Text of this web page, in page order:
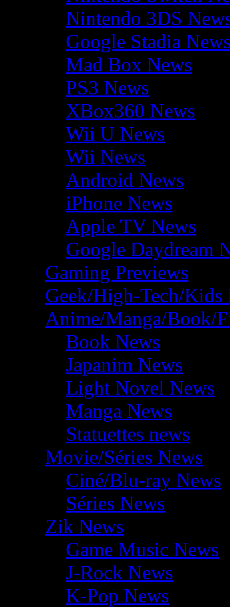
Nintendo 3DS
Google Stadia
Mad Box News
PS3 News
XBox360 News
Wii U News
Wii News
Android News
iPhone News
Apple TV News
Google Daydream
Gaming Previews
Geek/High-Tech/Kids
Anime/Manga/Book/
Book News
Japanim News
Light Novel News
Manga News
Statuettes news
Movie/Séries News
Ciné/Blu-ray News
Séries News
Zik News
Game Music News
J-Rock News
K-Pop News